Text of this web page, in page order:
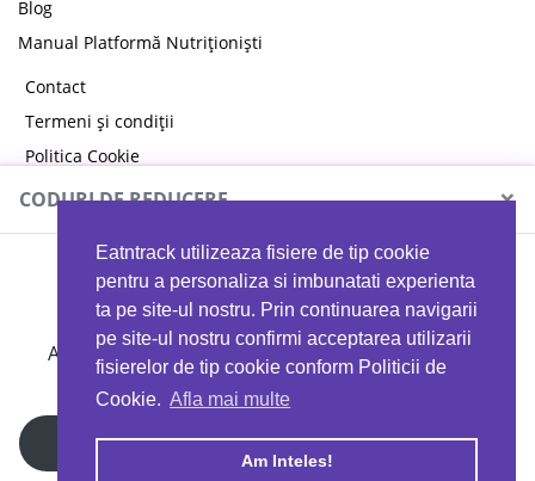
Eatntrack utilizeaza fisiere de tip cookie
pentru a personaliza si imbunatati experienta
ta pe site-ul nostru. Prin continuarea navigarii
pe site-ul nostru confirmi acceptarea utilizarii
fisierelor de tip cookie conform Politicii de
Cookie. Afla mai multe
Am Inteles!
Blog
Manual Platformă Nutriționiști
Contact
Termeni și condiții
Politica Cookie
Politica de confidențialitate
CODURI DE REDUCERE ×
MYPROTEIN
Ai 40%reducere la orice comandă folosind codul
EATTRACK
Profită acum